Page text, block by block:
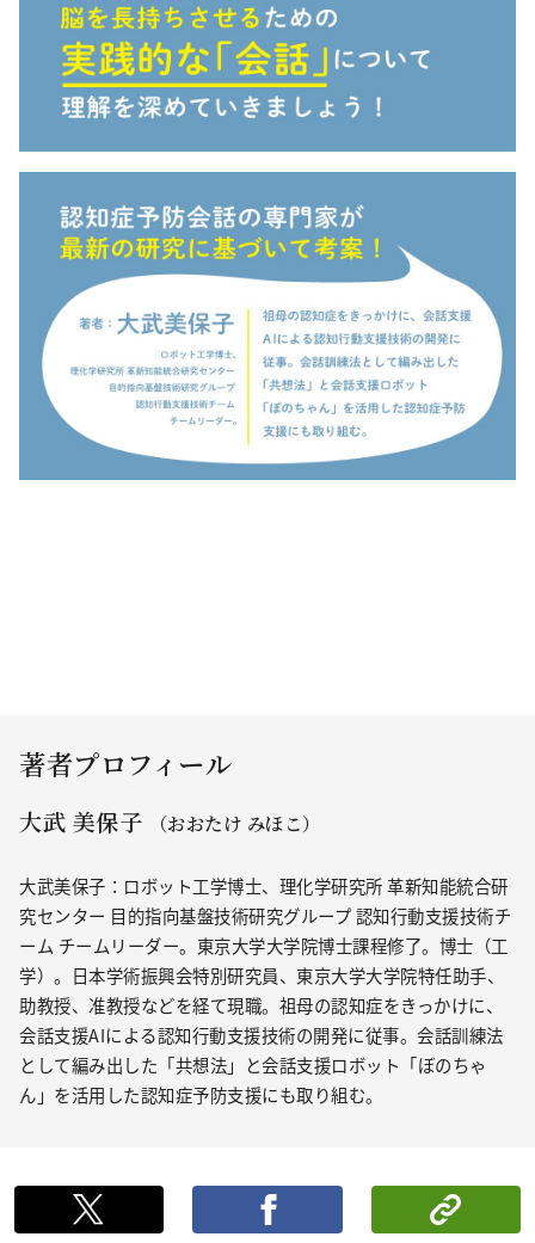
著者プロフィール
大武 美保子 （おおたけ みほこ）
大武美保子：ロボット工学博士、理化学研究所 革新知能統合研
究センター 目的指向基盤技術研究グループ 認知行動支援技術チ
ーム チームリーダー。東京大学大学院博士課程修了。博士（工
学）。日本学術振興会特別研究員、東京大学大学院特任助手、
助教授、准教授などを経て現職。祖母の認知症をきっかけに、
会話支援AIによる認知行動支援技術の開発に従事。会話訓練法
として編み出した「共想法」と会話支援ロボット「ぼのちゃ
ん」を活用した認知症予防支援にも取り組む。
ポストする シ